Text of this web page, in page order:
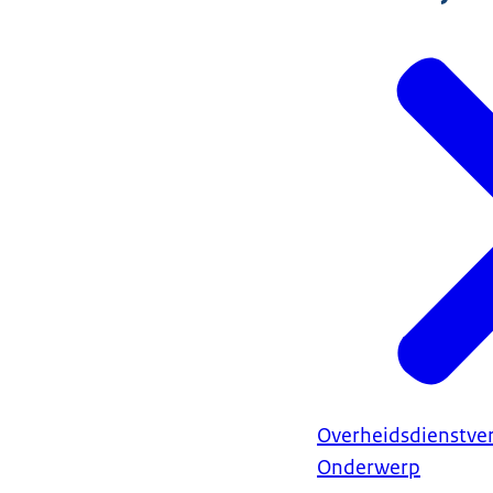
Onderwerp